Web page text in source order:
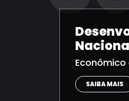
Econômico
SAIBA MAIS